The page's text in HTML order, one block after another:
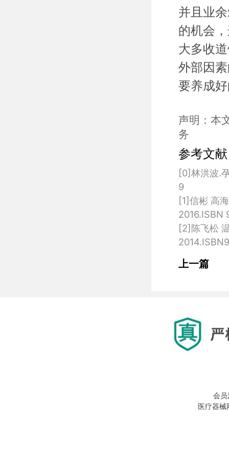
并且业
的机会
大多收
外部因
要养成
声明：本
务
参考文
[0]林洪波.
9
[1]信彬 高
[2]陈飞松
上一篇
会
医疗器